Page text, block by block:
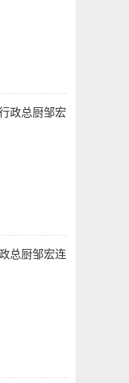
政总厨邹宏
总厨邹宏连